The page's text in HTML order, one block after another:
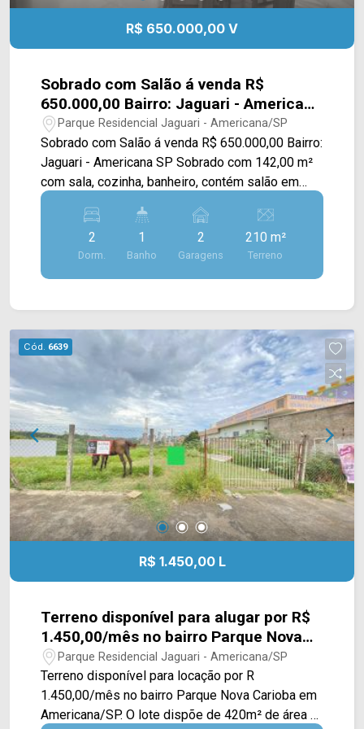
R$ 650.000,00 V
Sobrado com Salão á venda R$
650.000,00 Bairro: Jaguari - Americana
SPParque Residencial Jaguari - Americana/SP
Sobrado com Salão á venda R$ 650.000,00 Bairro:
Jaguari - Americana SP Sobrado com 142,00 m²
com sala, cozinha, banheiro, contém salão em
baixo com 92.00 m² e uma edícula no fundo com
60,00 m² > 02 dormitórios > 01 Banheiro > 02
vagas de garagem * Excelente imóvel para
moradia ou renda. Para maiores informações
entre em contato com nossos corretores de
2
Dorm.
1
Banho
2
Garagens
210 m²
Terreno
Cód. 6639
R$ 1.450,00 L
Terreno disponível para alugar por R$
1.450,00/mês no bairro Parque Nova
Carioba em Americana/SP.
Parque Residencial Jaguari - Americana/SP
Terreno disponível para locação por R
1.450,00/mês no bairro Parque Nova Carioba em
Americana/SP. O lote dispõe de 420m² de área e